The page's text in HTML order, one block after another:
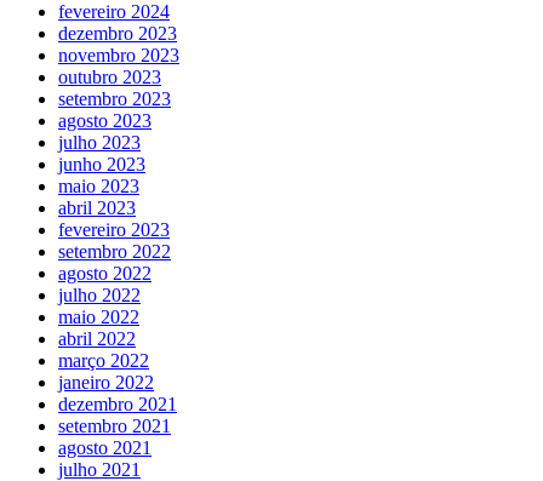
fevereiro 2024
dezembro 2023
novembro 2023
outubro 2023
setembro 2023
agosto 2023
julho 2023
junho 2023
maio 2023
abril 2023
fevereiro 2023
setembro 2022
agosto 2022
julho 2022
maio 2022
abril 2022
março 2022
janeiro 2022
dezembro 2021
setembro 2021
agosto 2021
julho 2021